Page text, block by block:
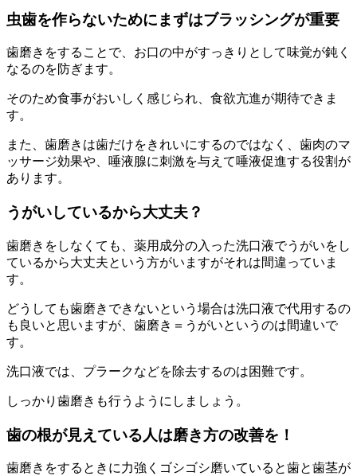
虫歯を作らないためにまずはブラッシングが重要
歯磨きをすることで、お口の中がすっきりとして味覚が鈍く
なるのを防ぎます。
そのため食事がおいしく感じられ、食欲亢進が期待できま
す。
また、歯磨きは歯だけをきれいにするのではなく、歯肉のマ
ッサージ効果や、唾液腺に刺激を与えて唾液促進する役割が
あります。
うがいしているから大丈夫？
歯磨きをしなくても、薬用成分の入った洗口液でうがいをし
ているから大丈夫という方がいますがそれは間違っていま
す。
どうしても歯磨きできないという場合は洗口液で代用するの
も良いと思いますが、歯磨き＝うがいというのは間違いで
す。
洗口液では、プラークなどを除去するのは困難です。
しっかり歯磨きも行うようにしましょう。
歯の根が見えている人は磨き方の改善を！
歯磨きをするときに力強くゴシゴシ磨いていると歯と歯茎が